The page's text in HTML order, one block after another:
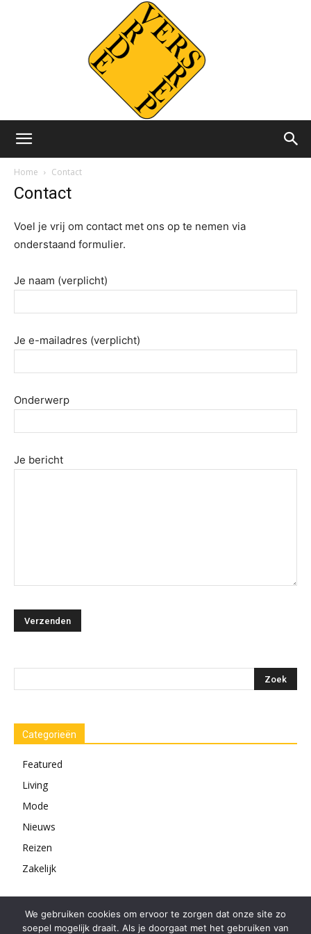
Home
Contact
Contact
Voel je vrij om contact met ons op te nemen via
onderstaand formulier.
Je naam (verplicht)
Je e-mailadres (verplicht)
Onderwerp
Je bericht
Categorieën
Featured
Living
Mode
Nieuws
Reizen
Zakelijk
We gebruiken cookies om ervoor te zorgen dat onze site zo
soepel mogelijk draait. Als je doorgaat met het gebruiken van